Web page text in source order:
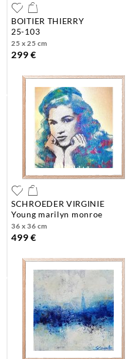
BOITIER THIERRY
25-103
25 x 25 cm
299 €
SCHROEDER VIRGINIE
young marilyn monroe
36 x 36 cm
499 €